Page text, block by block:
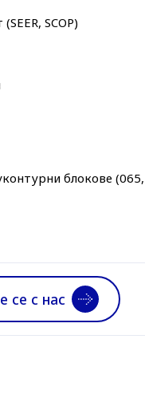
SCOP)
блокове
се с нас